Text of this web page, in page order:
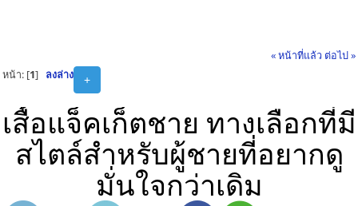
« หน้าที่แล้ว ต่อไป »
+
หน้า: [1] ลงล่าง
เสื้อแจ็คเก็ตชาย ทางเลือกที่มี
สไตล์สำหรับผู้ชายที่อยากดู
มั่นใจกว่าเดิม